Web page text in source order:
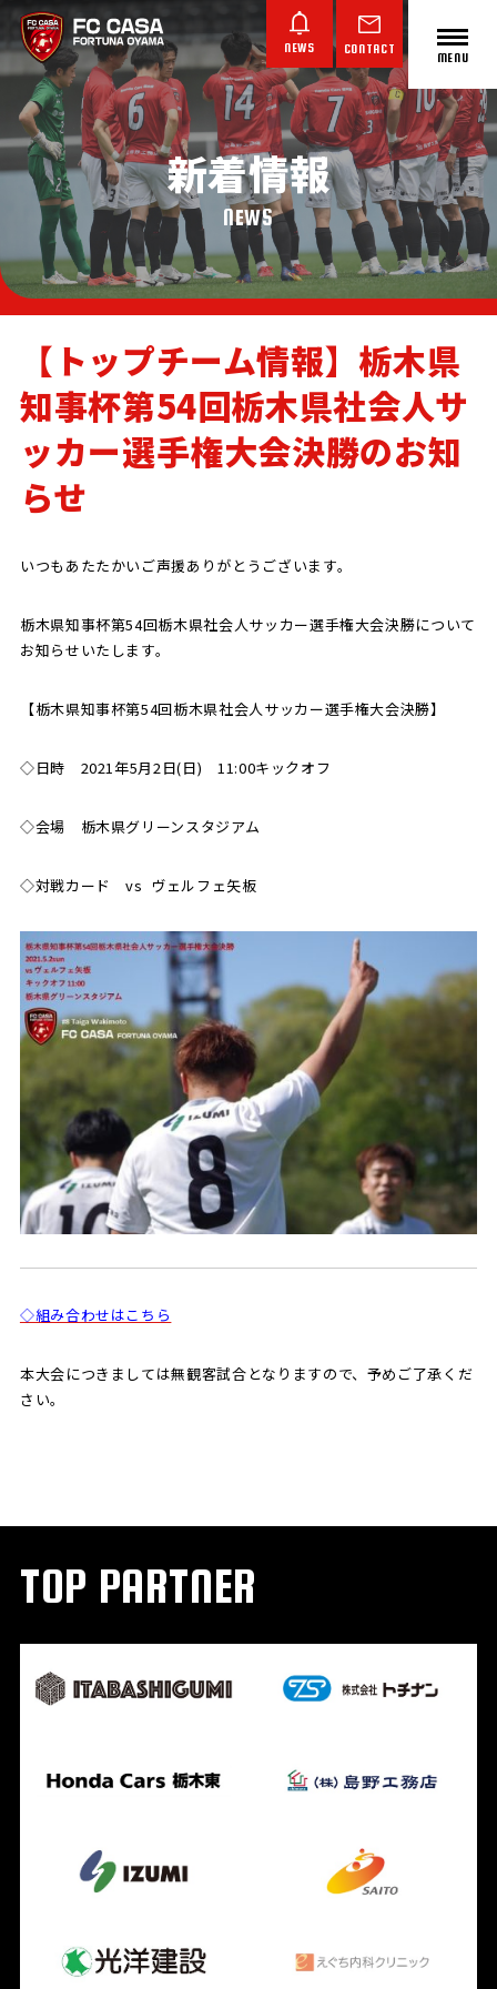
NEWS CONTACT
ABOUT FC CASA
クラブ概要
TOP TEAM
トップチーム
JUNIOR YOUTH
ジュニアユース
JUNIOR
ジュニア
SCHOOL
スクール
CP SOCCER
CPサッカー
SPORTS
CASA
パートナー
GOODS
NEWS CONTACT
MENU
新着情報
NEWS
【トップチーム情報】栃木県
知事杯第54回栃木県社会人サ
ッカー選手権大会決勝のお知
らせ
いつもあたたかいご声援ありがとうございます。
栃木県知事杯第54回栃木県社会人サッカー選手権大会決勝について
お知らせいたします。
【栃木県知事杯第54回栃木県社会人サッカー選手権大会決勝】
◇日時 2021年5月2日(日) 11:00キックオフ
◇会場 栃木県グリーンスタジアム
◇対戦カード vs ヴェルフェ矢板
◇組み合わせはこちら
本大会につきましては無観客試合となりますので、予めご了承くだ
さい。
TOP PARTNER